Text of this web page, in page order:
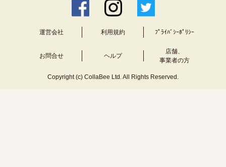
運営会社 利用規約 ﾌﾟﾗｲﾊﾞｼｰﾎﾟﾘｼｰ
お問合せ ヘルプ
店舗、
事業者の方
Copyright (c) CollaBee Ltd. All Rights Reserved.